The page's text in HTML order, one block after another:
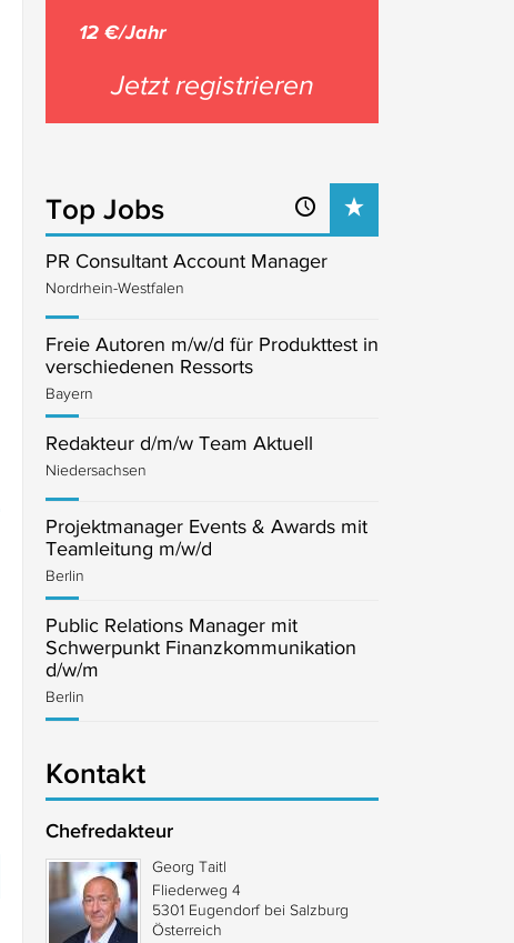
12 €/Jahr
Jetzt registrieren
Top Jobs
PR Consultant Account Manager
Nordrhein-Westfalen
Freie Autoren m/w/d für Produkttest in
verschiedenen Ressorts
Bayern
Redakteur d/m/w Team Aktuell
Niedersachsen
Projektmanager Events & Awards mit
Teamleitung m/w/d
Berlin
Public Relations Manager mit
Schwerpunkt Finanzkommunikation
d/w/m
Berlin
Kontakt
Chefredakteur
Georg Taitl
Fliederweg 4
5301 Eugendorf bei Salzburg
Österreich